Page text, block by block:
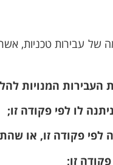
רשימה של עבירות
המנויות